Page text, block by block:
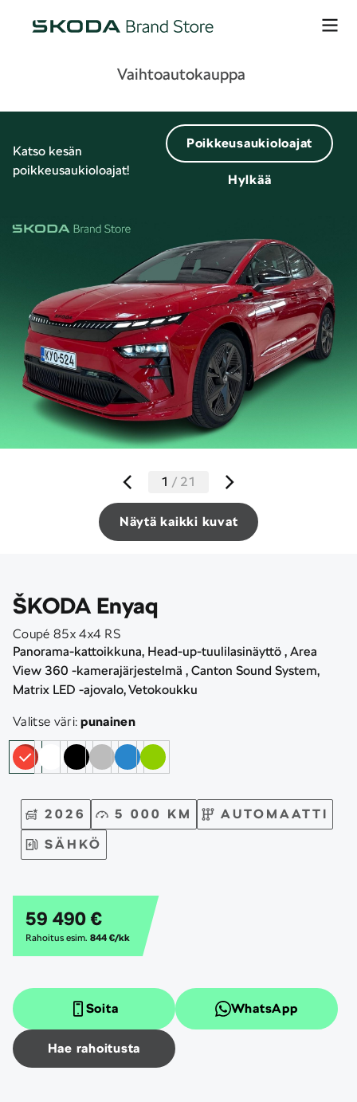
Vaihtoautokauppa
Katso kesän
poikkeusaukioloajat!
Poikkeusaukioloajat
Hylkää
Näytä kaikki kuvat
1 / 21
ŠKODA Enyaq
Coupé 85x 4x4 RS
Panorama-kattoikkuna, Head-up-tuulilasinäyttö , Area
View 360 -kamerajärjestelmä , Canton Sound System,
Matrix LED -ajovalo, Vetokoukku
Valitse väri:punainen
59 490 €
Rahoitus esim. 844 €/kk
2026 5 000 KM
AUTOMAATTI
SÄHKÖ
Soita WhatsApp
Hae rahoitusta